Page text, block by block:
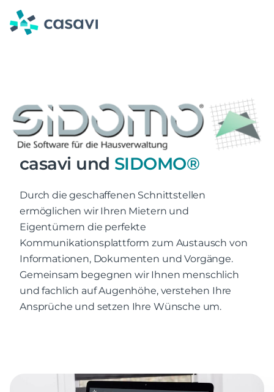
Zum
Inhalt
springen
casavi und SIDOMO®
Durch die geschaffenen Schnittstellen
ermöglichen wir Ihren Mietern und
Eigentümern die perfekte
Kommunikationsplattform zum Austausch von
Informationen, Dokumenten und Vorgänge.
Gemeinsam begegnen wir Ihnen menschlich
und fachlich auf Augenhöhe, verstehen Ihre
Ansprüche und setzen Ihre Wünsche um.